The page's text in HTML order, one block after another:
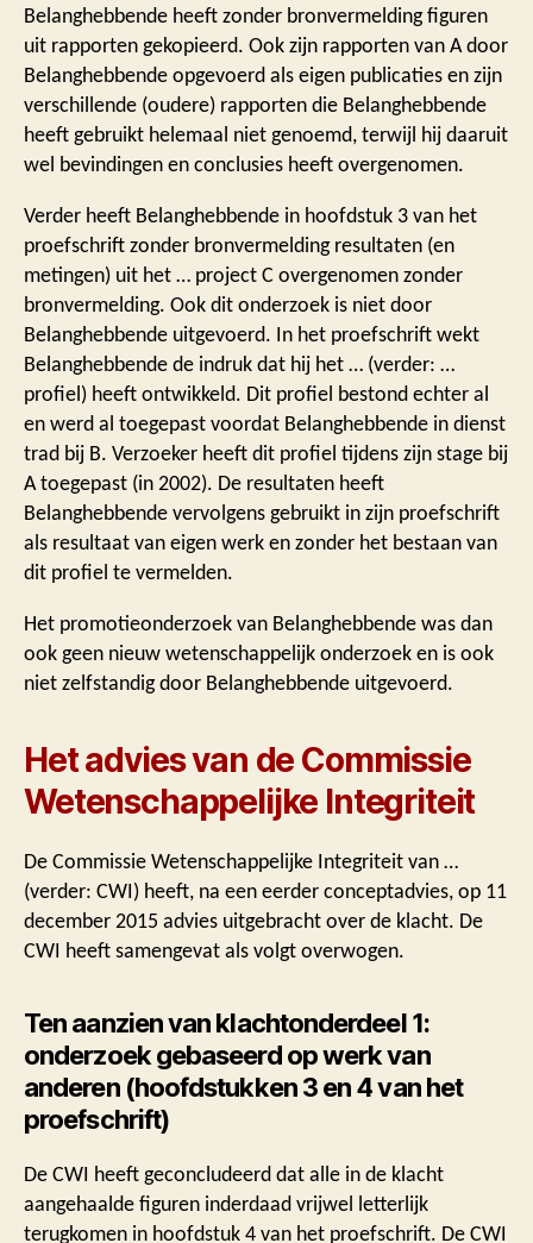
Belanghebbende heeft zonder bronvermelding figuren
uit rapporten gekopieerd. Ook zijn rapporten van A door
Belanghebbende opgevoerd als eigen publicaties en zijn
verschillende (oudere) rapporten die Belanghebbende
heeft gebruikt helemaal niet genoemd, terwijl hij daaruit
wel bevindingen en conclusies heeft overgenomen.
Verder heeft Belanghebbende in hoofdstuk 3 van het
proefschrift zonder bronvermelding resultaten (en
metingen) uit het … project C overgenomen zonder
bronvermelding. Ook dit onderzoek is niet door
Belanghebbende uitgevoerd. In het proefschrift wekt
Belanghebbende de indruk dat hij het … (verder: …
profiel) heeft ontwikkeld. Dit profiel bestond echter al
en werd al toegepast voordat Belanghebbende in dienst
trad bij B. Verzoeker heeft dit profiel tijdens zijn stage bij
A toegepast (in 2002). De resultaten heeft
Belanghebbende vervolgens gebruikt in zijn proefschrift
als resultaat van eigen werk en zonder het bestaan van
dit profiel te vermelden.
Het promotieonderzoek van Belanghebbende was dan
ook geen nieuw wetenschappelijk onderzoek en is ook
niet zelfstandig door Belanghebbende uitgevoerd.
Het advies van de Commissie
Wetenschappelijke Integriteit
De Commissie Wetenschappelijke Integriteit van …
(verder: CWI) heeft, na een eerder conceptadvies, op 11
december 2015 advies uitgebracht over de klacht. De
CWI heeft samengevat als volgt overwogen.
Ten aanzien van klachtonderdeel 1:
onderzoek gebaseerd op werk van
anderen (hoofdstukken 3 en 4 van het
proefschrift)
De CWI heeft geconcludeerd dat alle in de klacht
aangehaalde figuren inderdaad vrijwel letterlijk
terugkomen in hoofdstuk 4 van het proefschrift. De CWI